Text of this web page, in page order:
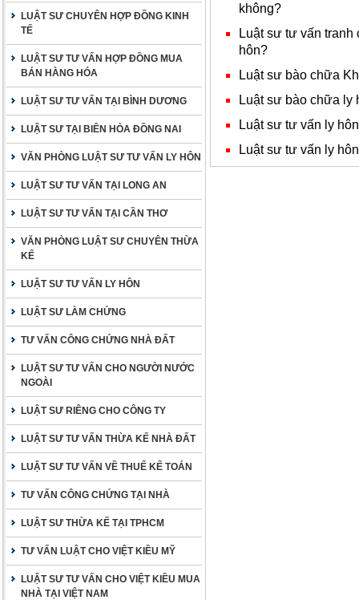
LUẬT SƯ CHUYÊN HỢP ĐỒNG KINH
TẾ
LUẬT SƯ TƯ VẤN HỢP ĐỒNG MUA
BÁN HÀNG HÓA
LUẬT SƯ TƯ VẤN TẠI BÌNH DƯƠNG
LUẬT SƯ TẠI BIÊN HÒA ĐỒNG NAI
VĂN PHÒNG LUẬT SƯ TƯ VẤN LY HÔN
LUẬT SƯ TƯ VẤN TẠI LONG AN
LUẬT SƯ TƯ VẤN TẠI CẦN THƠ
VĂN PHÒNG LUẬT SƯ CHUYÊN THỪA
KẾ
LUẬT SƯ TƯ VẤN LY HÔN
LUẬT SƯ LÀM CHỨNG
TƯ VẤN CÔNG CHỨNG NHÀ ĐẤT
LUẬT SƯ TƯ VẤN CHO NGƯỜI NƯỚC
NGOÀI
LUẬT SƯ RIÊNG CHO CÔNG TY
LUẬT SƯ TƯ VẤN THỪA KẾ NHÀ ĐẤT
LUẬT SƯ TƯ VẤN VỀ THUẾ KẾ TOÁN
TƯ VẤN CÔNG CHỨNG TẠI NHÀ
LUẬT SƯ THỪA KẾ TẠI TPHCM
TƯ VẤN LUẬT CHO VIỆT KIỀU MỸ
LUẬT SƯ TƯ VẤN CHO VIỆT KIỀU MUA
NHÀ TẠI VIỆT NAM
không?
Luật sư tư vấn tranh
hôn?
Luật sư bào chữa
Luật sư bào chữa ly
Luật sư tư vấn ly
Luật sư tư vấn ly